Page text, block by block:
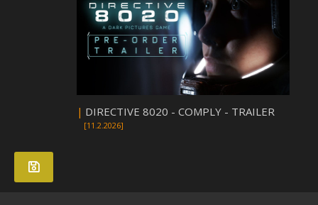
| DIRECTIVE 8020 - COMPLY - TRAILER
[11.2.2026]